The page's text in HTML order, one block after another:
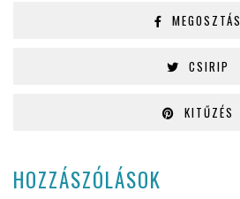
MEGOSZTÁS
CSIRIP
KITŰZÉS
HOZZÁSZÓLÁSOK